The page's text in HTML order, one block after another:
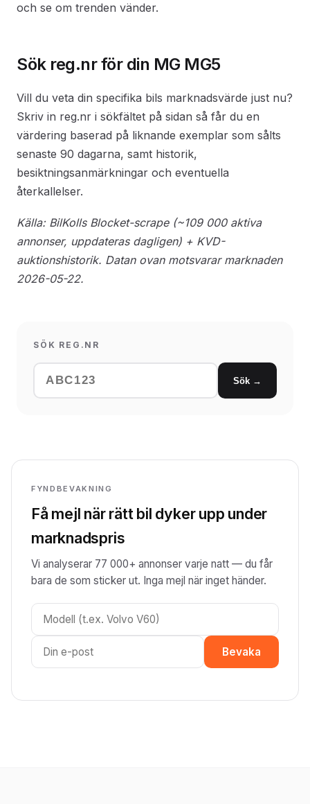
och se om trenden vänder.
Sök reg.nr för din MG MG5
Vill du veta din specifika bils marknadsvärde just nu?
Skriv in reg.nr i sökfältet på sidan så får du en
värdering baserad på liknande exemplar som sålts
senaste 90 dagarna, samt historik,
besiktningsanmärkningar och eventuella
återkallelser.
Källa: BilKolls Blocket-scrape (~109 000 aktiva
annonser, uppdateras dagligen) + KVD-
auktionshistorik. Datan ovan motsvarar marknaden
2026-05-22.
SÖK REG.NR
Sök →
FYNDBEVAKNING
Få mejl när rätt bil dyker upp under
marknadspris
Vi analyserar 77 000+ annonser varje natt — du får
bara de som sticker ut. Inga mejl när inget händer.
Bevaka